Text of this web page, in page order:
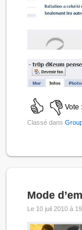
Vote
Classé dans
Mode
Le 10 juil 2010 à